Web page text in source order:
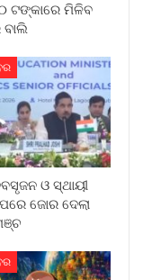
ଟଙ୍କାରେ ମିଳିବ
ବାଲି
ଓ ସ୍ଥାୟୀ
ଜୋର ଦେଲା